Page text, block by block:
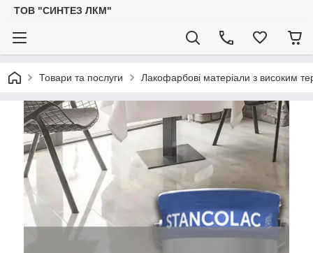
ТОВ "СИНТЕЗ ЛКМ"
Товари та послуги Лакофарбові матеріали з високим